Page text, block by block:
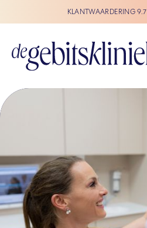
KLANTWAARDERING 9.7